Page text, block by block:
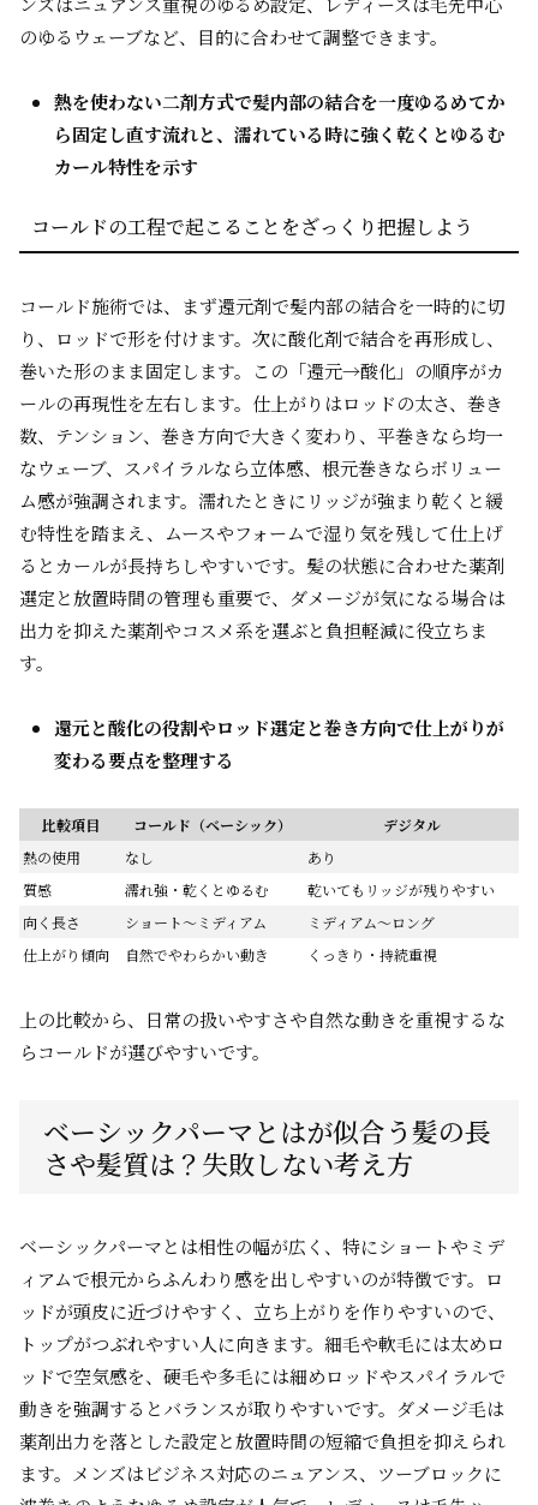
のゆるウェーブなど、目的に合わせて調整できます。
熱を使わない二剤方式で髪内部の結合を一度ゆるめてか
ら固定し直す流れと、濡れている時に強く乾くとゆるむ
カール特性を示す
コールドの工程で起こることをざっくり把握しよう
コールド施術では、まず還元剤で髪内部の結合を一時的に切
り、ロッドで形を付けます。次に酸化剤で結合を再形成し、
巻いた形のまま固定します。この「還元→酸化」の順序がカ
ールの再現性を左右します。仕上がりはロッドの太さ、巻き
数、テンション、巻き方向で大きく変わり、平巻きなら均一
なウェーブ、スパイラルなら立体感、根元巻きならボリュー
ム感が強調されます。濡れたときにリッジが強まり乾くと緩
む特性を踏まえ、ムースやフォームで湿り気を残して仕上げ
るとカールが長持ちしやすいです。髪の状態に合わせた薬剤
選定と放置時間の管理も重要で、ダメージが気になる場合は
出力を抑えた薬剤やコスメ系を選ぶと負担軽減に役立ちま
す。
還元と酸化の役割やロッド選定と巻き方向で仕上がりが
変わる要点を整理する
比較項目 コールド（ベーシック）
デジタル
熱の使用
なし
あり
質感
濡れ強・乾くとゆるむ
乾いてもリッジが残りやすい
向く長さ
ショート〜ミディアム
ミディアム〜ロング
仕上がり傾向
自然でやわらかい動き くっきり・持続重視
上の比較から、日常の扱いやすさや自然な動きを重視するな
らコールドが選びやすいです。
ベーシックパーマとはが似合う髪の長
さや髪質は？失敗しない考え方
ベーシックパーマとは相性の幅が広く、特にショートやミデ
ィアムで根元からふんわり感を出しやすいのが特徴です。ロ
ッドが頭皮に近づけやすく、立ち上がりを作りやすいので、
トップがつぶれやすい人に向きます。細毛や軟毛には太めロ
ッドで空気感を、硬毛や多毛には細めロッドやスパイラルで
動きを強調するとバランスが取りやすいです。ダメージ毛は
薬剤出力を落とした設定と放置時間の短縮で負担を抑えられ
ます。メンズはビジネス対応のニュアンス、ツーブロックに